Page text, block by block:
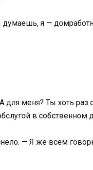
думаешь, я —
для меня? Ты хоть раз
в собственном
— Я же всем